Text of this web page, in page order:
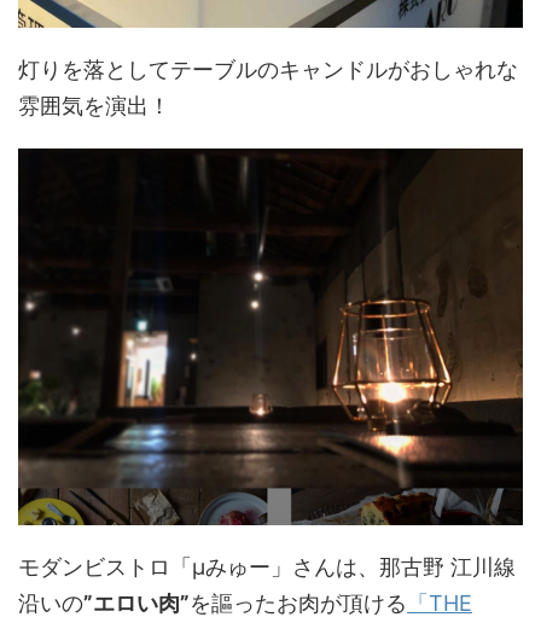
灯りを落としてテーブルのキャンドルがおしゃれな
雰囲気を演出！
モダンビストロ「μみゅー」さんは、那古野 江川線
沿いの”エロい肉”を謳ったお肉が頂ける 「THE